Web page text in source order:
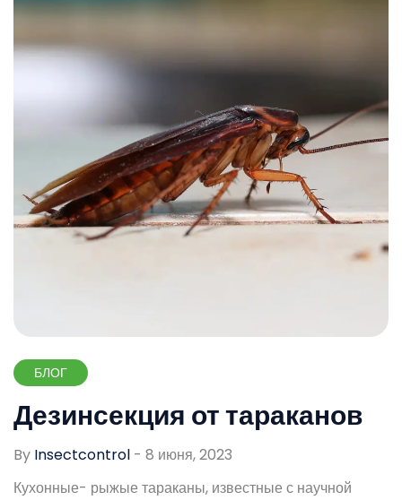
БЛОГ
Дезинсекция от тараканов
By Insectcontrol - 8 июня, 2023
Кухонные- рыжые тараканы, известные с научной